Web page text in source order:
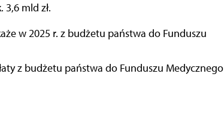
mld zł.
w 2025 r. z budżetu państwa do Funduszu
z budżetu państwa do Funduszu Medycznego